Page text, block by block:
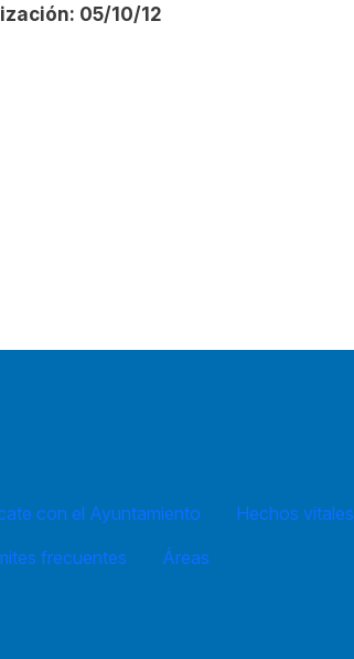
05/10/12
con el Ayuntamiento
Hechos vitales
frecuentes
Áreas